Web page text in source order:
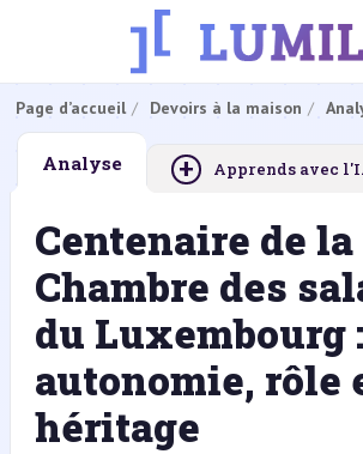
Page d’accueil Devoirs à la maison
Analyse + Apprends avec
Centenaire de la
Chambre des
du Luxembourg :
autonomie, rôle
héritage